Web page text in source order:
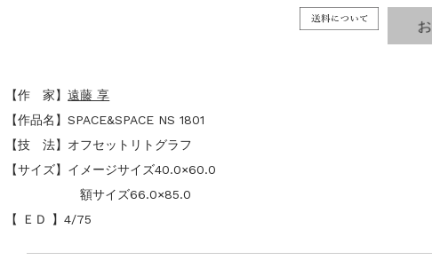
【作 家】遠藤 享
【作品名】SPACE&SPACE NS 1801
【技 法】オフセットリトグラフ
【サイズ】イメージサイズ40.0×60.0
額サイズ66.0×85.0
【 ＥＤ 】4/75